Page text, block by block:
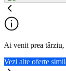
Ai venit prea târziu,
Vezi alte oferte